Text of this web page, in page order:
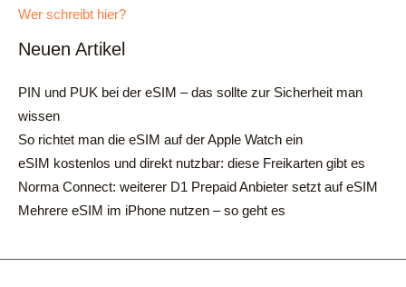
Wer schreibt hier?
Neuen Artikel
PIN und PUK bei der eSIM – das sollte zur Sicherheit man
wissen
So richtet man die eSIM auf der Apple Watch ein
eSIM kostenlos und direkt nutzbar: diese Freikarten gibt es
Norma Connect: weiterer D1 Prepaid Anbieter setzt auf eSIM
Mehrere eSIM im iPhone nutzen – so geht es